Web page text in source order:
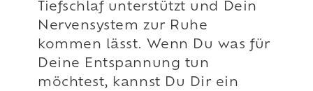
Tiefschlaf unterstützt und Dein
Nervensystem zur Ruhe
kommen lässt. Wenn Du was für
Deine Entspannung tun
möchtest, kannst Du Dir ein